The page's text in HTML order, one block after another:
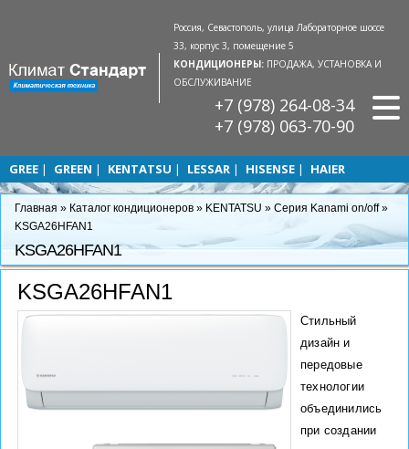
Россия, Севастополь, улица Лабораторное шоссе
33, корпус 3, помещение 5
КОНДИЦИОНЕРЫ: ПРОДАЖА, УСТАНОВКА И
ОБСЛУЖИВАНИЕ
+7 (978) 264-08-34
+7 (978) 063-70-90
GREE GREEN KENTATSU LESSAR HISENSE HAIER
Главная » Каталог кондиционеров » KENTATSU » Серия Kanami on/off»
KSGA26HFAN1
KSGA26HFAN1
KSGA26HFAN1
Стильный
дизайн и
передовые
технологии
объединились
при создании